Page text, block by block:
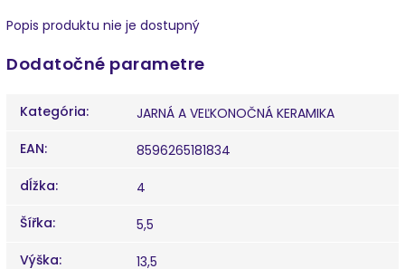
Popis produktu nie je dostupný
Dodatočné parametre
Kategória:
JARNÁ A VEĽKONOČNÁ KERAMIKA
EAN:
8596265181834
dĺžka:
4
Šířka:
5,5
Výška:
13,5